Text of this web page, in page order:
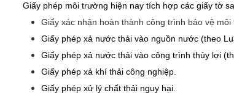
Giấy phép môi trường hiện nay tích hợp các giấy tờ
Giấy xác nhận hoàn thành công trình bảo vệ môi
Giấy phép xả nước thải vào nguồn nước (theo
Giấy phép xả nước thải vào công trình thủy lợi
Giấy phép xả khí thải công nghiệp.
Giấy phép xử lý chất thải nguy hại.